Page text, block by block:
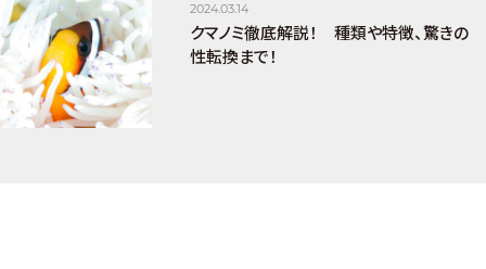
2024.03.14
クマノミ徹底解説！ 種類や特徴、驚きの
性転換まで！